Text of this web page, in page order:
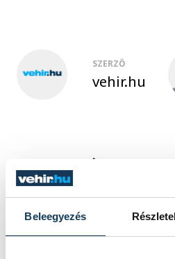
Beleegyezés
SZERZŐ
vehir.hu
Események
KORÁBBI